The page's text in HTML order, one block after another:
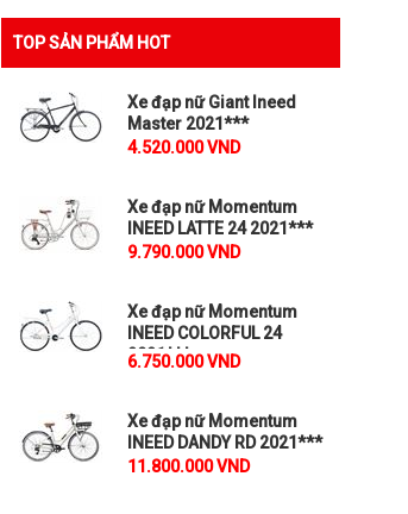
TOP SẢN PHẨM HOT
Xe đạp nữ Giant Ineed
Master 2021***
4.520.000 VND
Xe đạp nữ Momentum
INEED LATTE 24 2021***
9.790.000 VND
Xe đạp nữ Momentum
INEED COLORFUL 24
2021***
6.750.000 VND
Xe đạp nữ Momentum
INEED DANDY RD 2021***
11.800.000 VND